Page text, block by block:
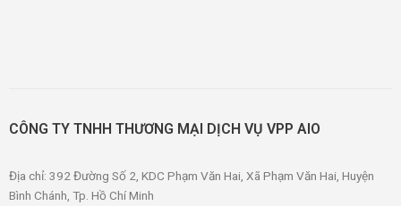
CÔNG TY TNHH THƯƠNG MẠI DỊCH VỤ VPP AIO
Địa chỉ: 392 Đường Số 2, KDC Phạm Văn Hai, Xã Phạm Văn Hai, Huyện
Bình Chánh, Tp. Hồ Chí Minh